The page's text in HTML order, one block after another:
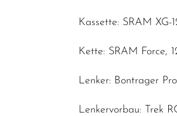
Kassette: SRAM XG-
Kette: SRAM Force,
Lenker: Bontrager
Lenkervorbau: Trek